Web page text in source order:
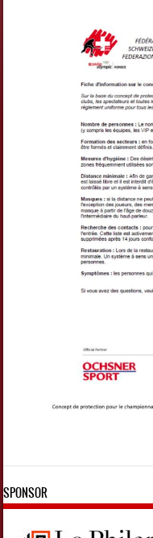
SPONSOR